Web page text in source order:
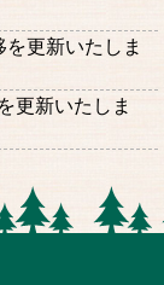
更新いたしま
更新いたしま